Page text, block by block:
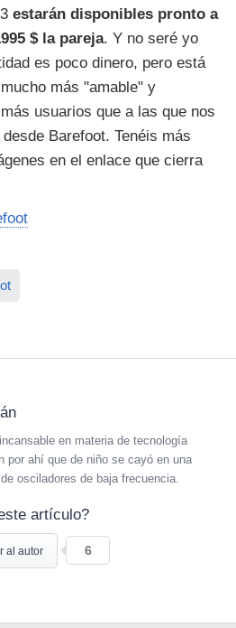
estarán disponibles pronto a
$ la pareja. Y no seré yo
es poco dinero, pero está
más "amable" y
usuarios que a las que nos
Barefoot. Tenéis más
en el enlace que cierra
en materia de tecnología
por ahí que de niño se cayó en una
osciladores de baja frecuencia.
artículo?
al autor 6